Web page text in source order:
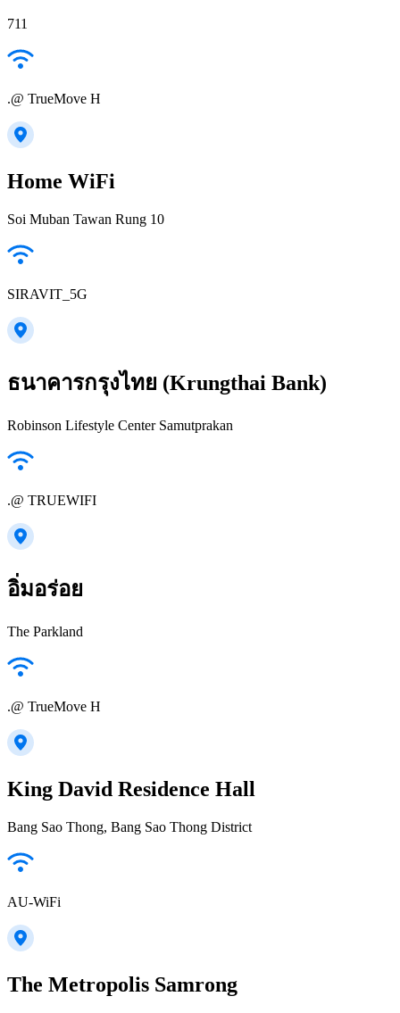
711
.@ TrueMove H
Home WiFi
Soi Muban Tawan Rung 10
SIRAVIT_5G
ธนาคารกรุงไทย (Krungthai Bank)
Robinson Lifestyle Center Samutprakan
.@ TRUEWIFI
อิ่มอร่อย
The Parkland
.@ TrueMove H
King David Residence Hall
Bang Sao Thong, Bang Sao Thong District
AU-WiFi
The Metropolis Samrong